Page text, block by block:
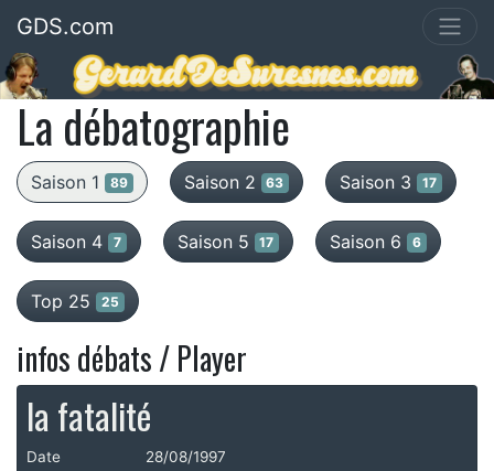
GDS.com
La débatographie
Saison 1 89 Saison 2 63 Saison 3 17
Saison 4 7 Saison 5 17 Saison 6 6
Top 25 25
infos débats / Player
la fatalité
Date 28/08/1997